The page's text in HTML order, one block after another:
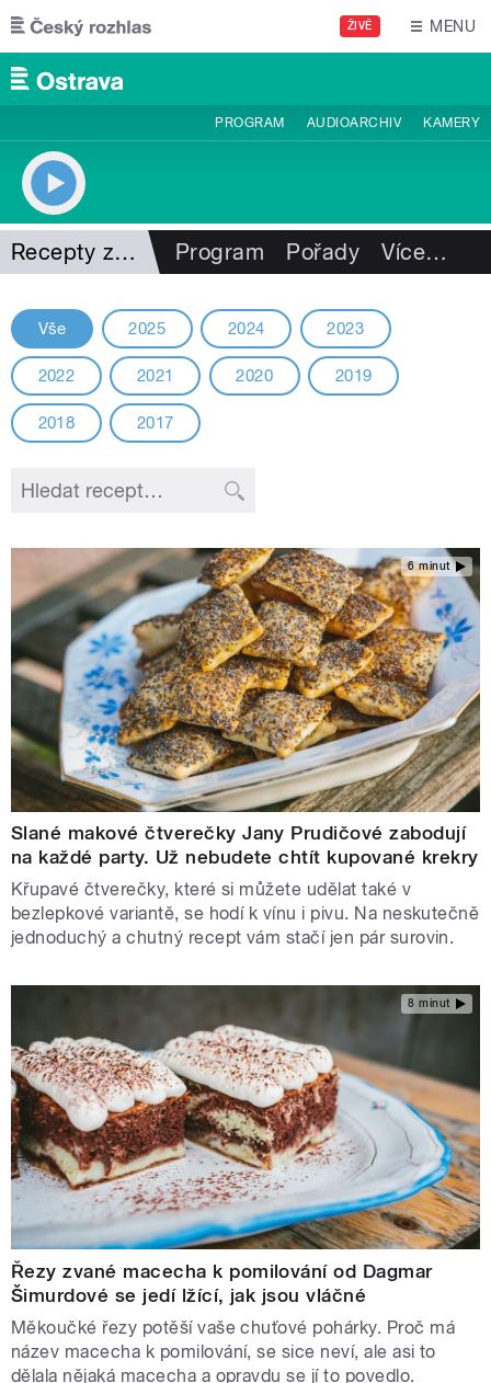
Přejít k hlavnímu obsahu
ŽIVĚ MENU
PROGRAM AUDIOARCHIV KAMERY
Recepty z minulých ročníků Program Pořady Více…
Vše 2025 2024 2023
2022 2021 2020 2019
2018 2017
6 minut
Slané makové čtverečky Jany Prudičové zabodují
na každé party. Už nebudete chtít kupované krekry
Křupavé čtverečky, které si můžete udělat také v
bezlepkové variantě, se hodí k vínu i pivu. Na neskutečně
jednoduchý a chutný recept vám stačí jen pár surovin.
8 minut
Řezy zvané macecha k pomilování od Dagmar
Šimurdové se jedí lžící, jak jsou vláčné
Měkoučké řezy potěší vaše chuťové pohárky. Proč má
název macecha k pomilování, se sice neví, ale asi to
dělala nějaká macecha a opravdu se jí to povedlo.